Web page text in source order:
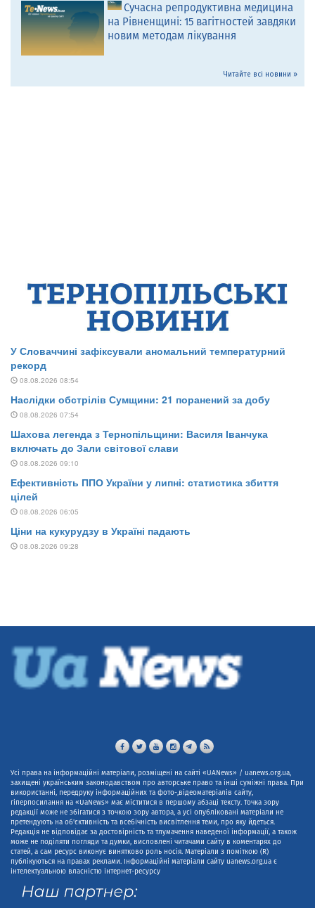
Сучасна репродуктивна медицина
на Рівненщині: 15 вагітностей завдяки
новим методам лікування
Читайте всі новини »
Усі права на інформаційні матеріали, розміщені на сайті «UANews» / uanews.org.ua,
захищені українським законодавством про авторське право та інші суміжні права. При
використанні, передруку інформаційних та фото-,відеоматеріалів сайту,
гіперпосилання на «UaNews» має міститися в першому абзаці тексту. Точка зору
редакції може не збігатися з точкою зору автора, а усі опубліковані матеріали не
претендують на об'єктивність та всебічність висвітлення теми, про яку йдеться.
Редакція не відповідає за достовірність та тлумачення наведеної інформації, а також
може не поділяти погляди та думки, висловлені читачами сайту в коментарях до
статей, а сам ресурс виконує винятково роль носія. Матеріали з поміткою (R)
публікуються на правах реклами. Інформаційні матеріали сайту uanews.org.ua є
інтелектуальною власністю інтернет-ресурсу